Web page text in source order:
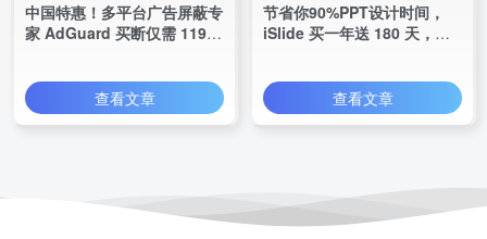
中国特惠！多平台广告屏蔽专
家 AdGuard 买断仅需 119
查看文章
节省你90%PPT设计时间，
iSlide 买一年送 180 天，仅
查看文章